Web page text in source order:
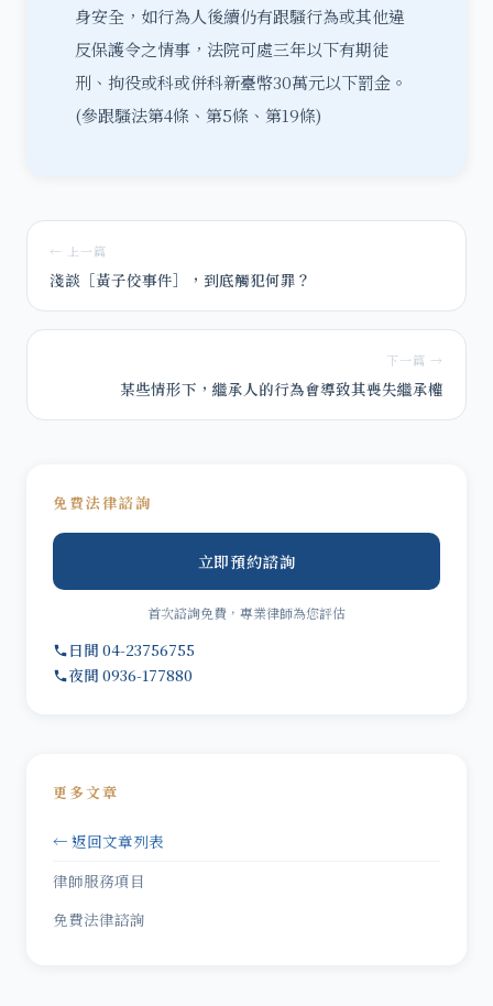
身安全，如行為人後續仍有跟騷行為或其他違
反保護令之情事，法院可處三年以下有期徒
刑、拘役或科或併科新臺幣30萬元以下罰金。
(參跟騷法第4條、第5條、第19條)
← 上一篇
淺談［黃子佼事件］，到底觸犯何罪？
下一篇 →
某些情形下，繼承人的行為會導致其喪失繼承權
免費法律諮詢
立即預約諮詢
首次諮詢免費，專業律師為您評估
日間 04-23756755
夜間 0936-177880
更多文章
← 返回文章列表
律師服務項目
免費法律諮詢